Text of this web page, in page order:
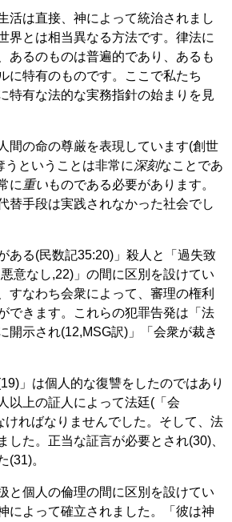
活は直接、神によって統治されまし
界とは相当異なる方法です。律法に
あるのものは普遍的であり、あるも
に特有のものです。ここで私たち
特有な法的な実務指針の始まりを見
間の命の尊厳を表現しています(創世
うということは非常に 深刻なことであ
に 重いものである必要があります。
替手段は実践されなかった社会でし
ある(民数記35:20)」殺人と「過失致
意なし,22)」の間に区別を設けてい
すなわち会衆によって、審理の権利
できます。これらの犯罪告発は「法
開示され(12,MSG訳)」「会衆が裁き
」は個人的な復讐をしたのではあり
以上の証人によって法廷(「会
ければなりませんでした。そして、法
した。正当な証言が必要とされ(30)、
(31)。
と個人の倫理の間に区別を設けてい
によって確立されました。「彼は神